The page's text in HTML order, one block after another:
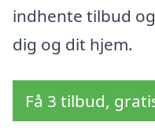
indhente tilbud
dig og dit hjem.
Få 3 tilbud,